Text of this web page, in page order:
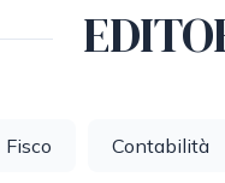
Fisco Contabilità